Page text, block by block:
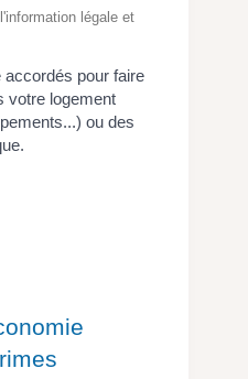
légale et
accordés pour faire
votre logement
ou des